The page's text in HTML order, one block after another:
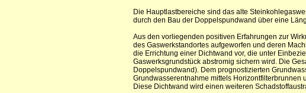
Die Hauptlastbereiche sind das alte
durch den Bau der Doppelspundwand über eine
Aus den vorliegenden positiven Erfahrungen zur
des Gaswerkstandortes aufgeworfen und deren
die Errichtung einer Dichtwand vor, die unter
Gaswerksgrundstück abstromig sichern wird. Die
Doppelspundwand). Dem prognostizierten
Grundwasserentnahme mittels
Diese Dichtwand wird einen weiteren